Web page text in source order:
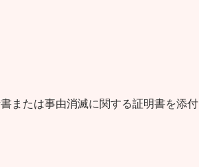
または事由消滅に関する証明書を添付